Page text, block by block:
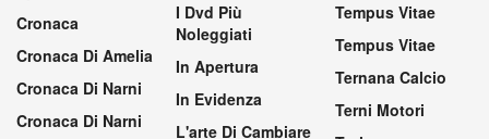
Cronaca
Cronaca Di Amelia
Cronaca Di Narni
Cronaca Di Narni
I Dvd Più
Noleggiati
In Apertura
In Evidenza
L'arte Di Cambiare
Tempus Vitae
Tempus Vitae
Ternana Calcio
Terni Motori